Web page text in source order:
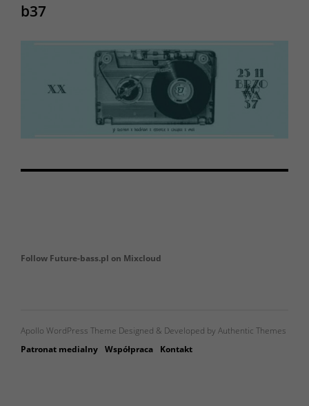
b37
Follow Future-bass.pl on Mixcloud
Apollo WordPress Theme Designed & Developed by Authentic Themes
Patronat medialny Współpraca Kontakt